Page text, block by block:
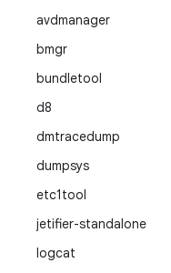
avdmanager
bmgr
bundletool
d8
dmtracedump
dumpsys
etc1tool
jetifier-standalone
logcat